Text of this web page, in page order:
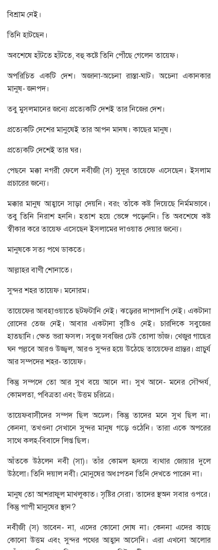
বিশ্রাম নেই।
তিনি হাটছেন।
অবশেষে হাঁটতে হাঁটতে, বহু কষ্টে তিনি পৌঁছে গেলেন তায়েফ।
অপরিচিত একটি দেশ। অজানা-অচেনা রাস্তা-ঘাট। অচেনা একানকার
মানুষ- জনপদ।
তবু মুসলমানের জন্যে প্রত্যেকটি দেশই তার নিজের দেশ।
প্রত্যেকটি দেশের মানুষেই তার আপন মানষ। কাছের মানুষ।
প্রত্যেকটি দেশেই তার ঘর।
পেছনে মক্কা নগরী ফেলে নবীজী (স) সুদূর তায়েফে এসেছেন। ইসলাম
প্রচারের জন্যে।
মক্কার মানুষ আহ্বানে সাড়া দেয়নি। বরং তাঁকে কষ্ট দিয়েছে নির্মমভাবে।
তবু তিনি নিরাশ হননি। হতাশ হয়ে ভেঙ্গে পড়েননি। তি অবশেষে কষ্ট
স্বীকার করে তায়েফ এসেছেন ইসলামের দাওয়াত দেয়ার জন্যে।
মানুষকে সত্য পথে ডাকতে।
আল্লাহর বাণী শোনাতে।
সুন্দর শহর তায়েফ। মনোরম।
তায়েফের আবহাওয়াতে ছটফটানি নেই। ঝড়েরর দাপাদাপি নেই। একটানা
রোদের তেজ নেই। আবার একটানা ‍বৃষ্টিও নেই। চারদিকে সবুজের
হাতছানি। ক্ষেত ভরা ফসল। সবুজ সবজির ঢেউ তোলা ভাঁজ। খেজুর গাছের
ঘন পল্লবে আরও উজ্জ্বল, আরও সুন্দর হয়ে উঠেছে তায়েফের প্রান্তর। প্রাচুর্য
আর সম্পদের শহর- তায়েফ।
কিন্তু সম্পদে তো আর সুখ বয়ে আনে না। সুখ আনে- মনের সৌন্দর্য,
কোমলতা, পবিত্রতা এবং উত্তম চরিত্রে।
তায়েফবাসীদের সম্পদ ছিল অঢেল। কিন্তু তাদের মনে সুখ ছিল না।
কেননা, তখওনা সেখানে সুন্দর মানুষ গড়ে ওঠেনি। তারা একে অপরের
সাথে কলহ-বিবাদে লিপ্ত ছিল।
আঁতকে উঠলেন নবী (সা)। তাঁর কোমল হৃদয়ে ব্যথার জোয়ার দুলে
উঠলো। তিনি দয়াল নবী। মোনুষের অধঃপতন তিনি দেখতে পারেন না।
মানুষ তো আশরাফুল মাখলূকাত। সৃষ্টির সেরা। তাদের স্থঅন সবার ওপরে।
কিন্তু পাপী মানুষের স্থান?
নবীজী (স) ভাবেন- না, এদের কোনো দোষ না। কেননা এদের কাছে
কোনো উত্তম এবং সুন্দর পথের আহ্বান আসেনি। এরা এখনো আলোর